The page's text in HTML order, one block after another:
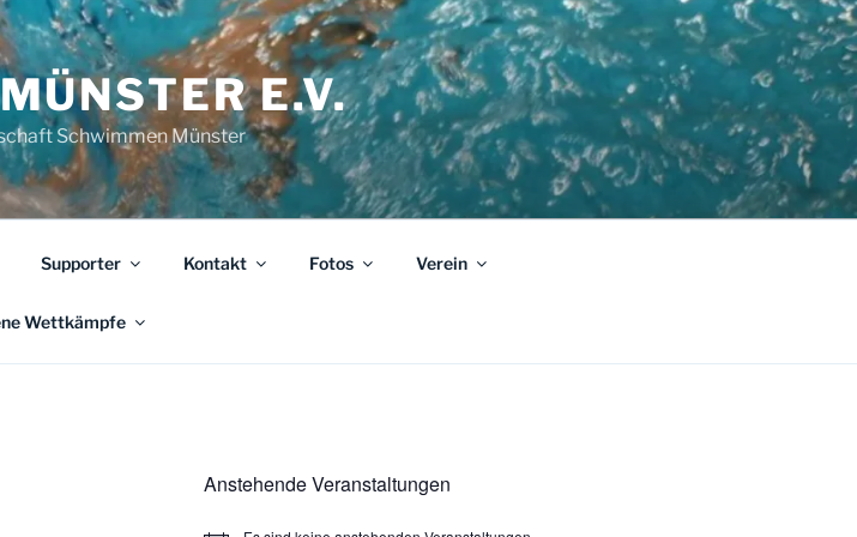
E.V.
Schwimmen Münster
Supporter Kontakt Fotos Verein
Wettkämpfe
Anstehende Veranstaltungen